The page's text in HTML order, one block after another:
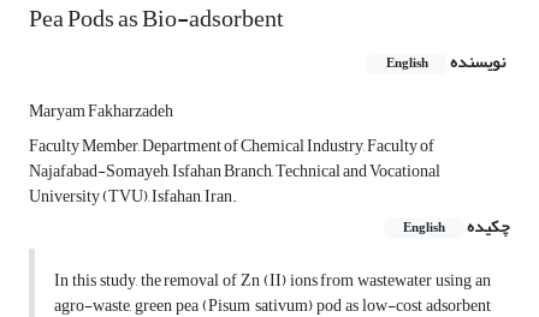
Pea Pods as Bio-adsorbent
نویسنده English
Maryam Fakharzadeh
Faculty Member, Department of Chemical Industry, Faculty of
Najafabad-Somayeh, Isfahan Branch, Technical and Vocational
University (TVU), Isfahan, Iran.
چکیده
English
In this study, the removal of Zn (II) ions from wastewater using an
agro-waste, green pea (Pisum sativum) pod as low-cost adsorbent